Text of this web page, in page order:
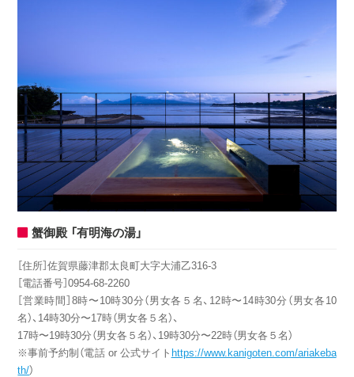
蟹御殿 「有明海の湯」
［住所］佐賀県藤津郡太良町大字大浦乙316-3
［電話番号］0954-68-2260
［営業時間］8時〜10時30分（男女各５名、12時〜14時30分（男女各10
名）、14時30分〜17時（男女各５名）、
17時〜19時30分（男女各５名）、19時30分〜22時（男女各５名）
※事前予約制（電話 or 公式サイト https://www.kanigoten.com/ariakeba
th/）